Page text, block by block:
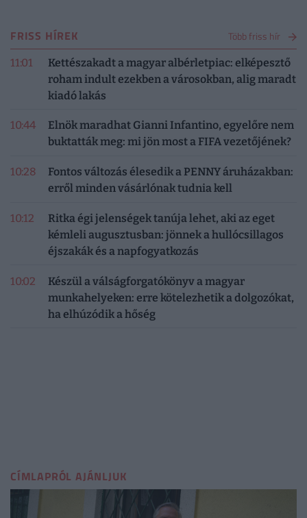
FRISS HÍREK Több friss hír
11:01
Kettészakadt a magyar albérletpiac: elképesztő
roham indult ezekben a városokban, alig maradt
kiadó lakás
10:44
Elnök maradhat Gianni Infantino, egyelőre nem
buktatták meg: mi jön most a FIFA vezetőjének?
10:28
Fontos változás élesedik a PENNY áruházakban:
erről minden vásárlónak tudnia kell
10:12
Ritka égi jelenségek tanúja lehet, aki az eget
kémleli augusztusban: jönnek a hullócsillagos
éjszakák és a napfogyatkozás
10:02
Készül a válságforgatókönyv a magyar
munkahelyeken: erre kötelezhetik a dolgozókat,
ha elhúzódik a hőség
CÍMLAPRÓL AJÁNLJUK